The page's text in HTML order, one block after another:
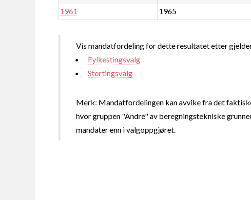
1961
1965
Vis mandatfordeling for dette resultatet etter
Fylkestingsvalg
Stortingsvalg
Merk: Mandatfordelingen kan avvike fra det
hvor gruppen "Andre" av beregningstekniske
mandater enn i valgoppgjøret.